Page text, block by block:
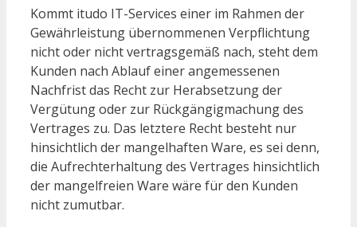
Kommt itudo IT-Services einer im Rahmen der
Gewährleistung übernommenen Verpflichtung
nicht oder nicht vertragsgemäß nach, steht dem
Kunden nach Ablauf einer angemessenen
Nachfrist das Recht zur Herabsetzung der
Vergütung oder zur Rückgängigmachung des
Vertrages zu. Das letztere Recht besteht nur
hinsichtlich der mangelhaften Ware, es sei denn,
die Aufrechterhaltung des Vertrages hinsichtlich
der mangelfreien Ware wäre für den Kunden
nicht zumutbar.